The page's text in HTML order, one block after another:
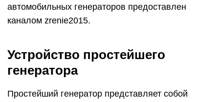
автомобильных генераторов предоставлен
каналом zrenie2015.
Устройство простейшего
генератора
Простейший генератор представляет собой